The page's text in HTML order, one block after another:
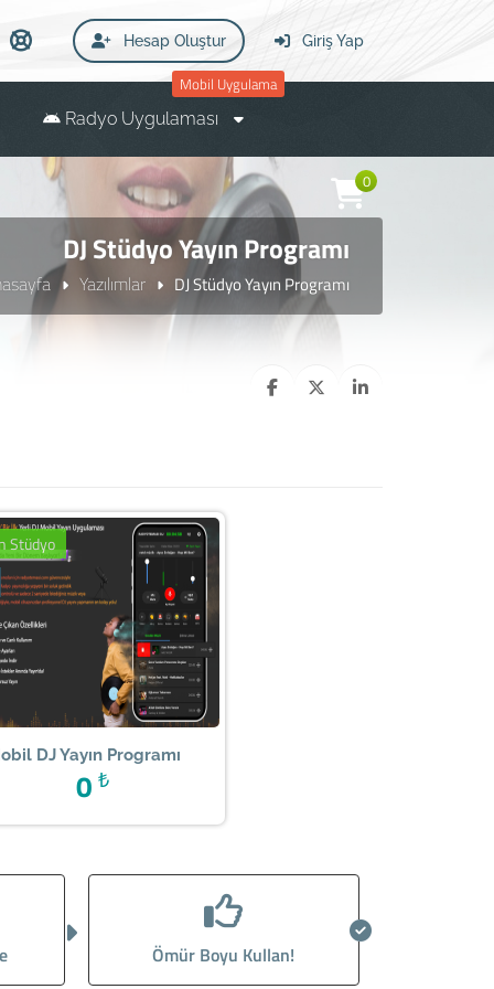
Giriş Yap
Hesap Oluştur
Mobil Uygulama
Radyo Uygulaması
0
DJ Stüdyo Yayın Programı
Yazılımlar DJ Stüdyo Yayın Programı
Stüdyo
DJ Yayın Programı
₺
0
Ömür Boyu Kullan!